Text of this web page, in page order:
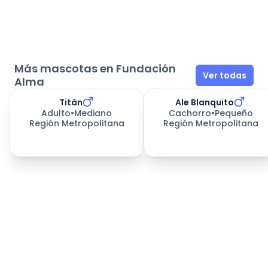
Más mascotas en Fundación
Alma
Ver todas
Titán
Adulto•Mediano
Región Metropolitana
Ale Blanquito
Cachorro•Pequeño
Región Metropolitana